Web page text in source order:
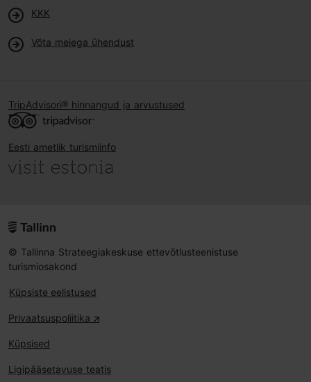
KKK
Võta meiega ühendust
TripAdvisori® hinnangud ja arvustused
Eesti ametlik turismiinfo
© Tallinna Strateegiakeskuse ettevõtlusteenistuse
turismiosakond
Küpsiste eelistused
Privaatsuspoliitika
Küpsised
Ligipääsetavuse teatis